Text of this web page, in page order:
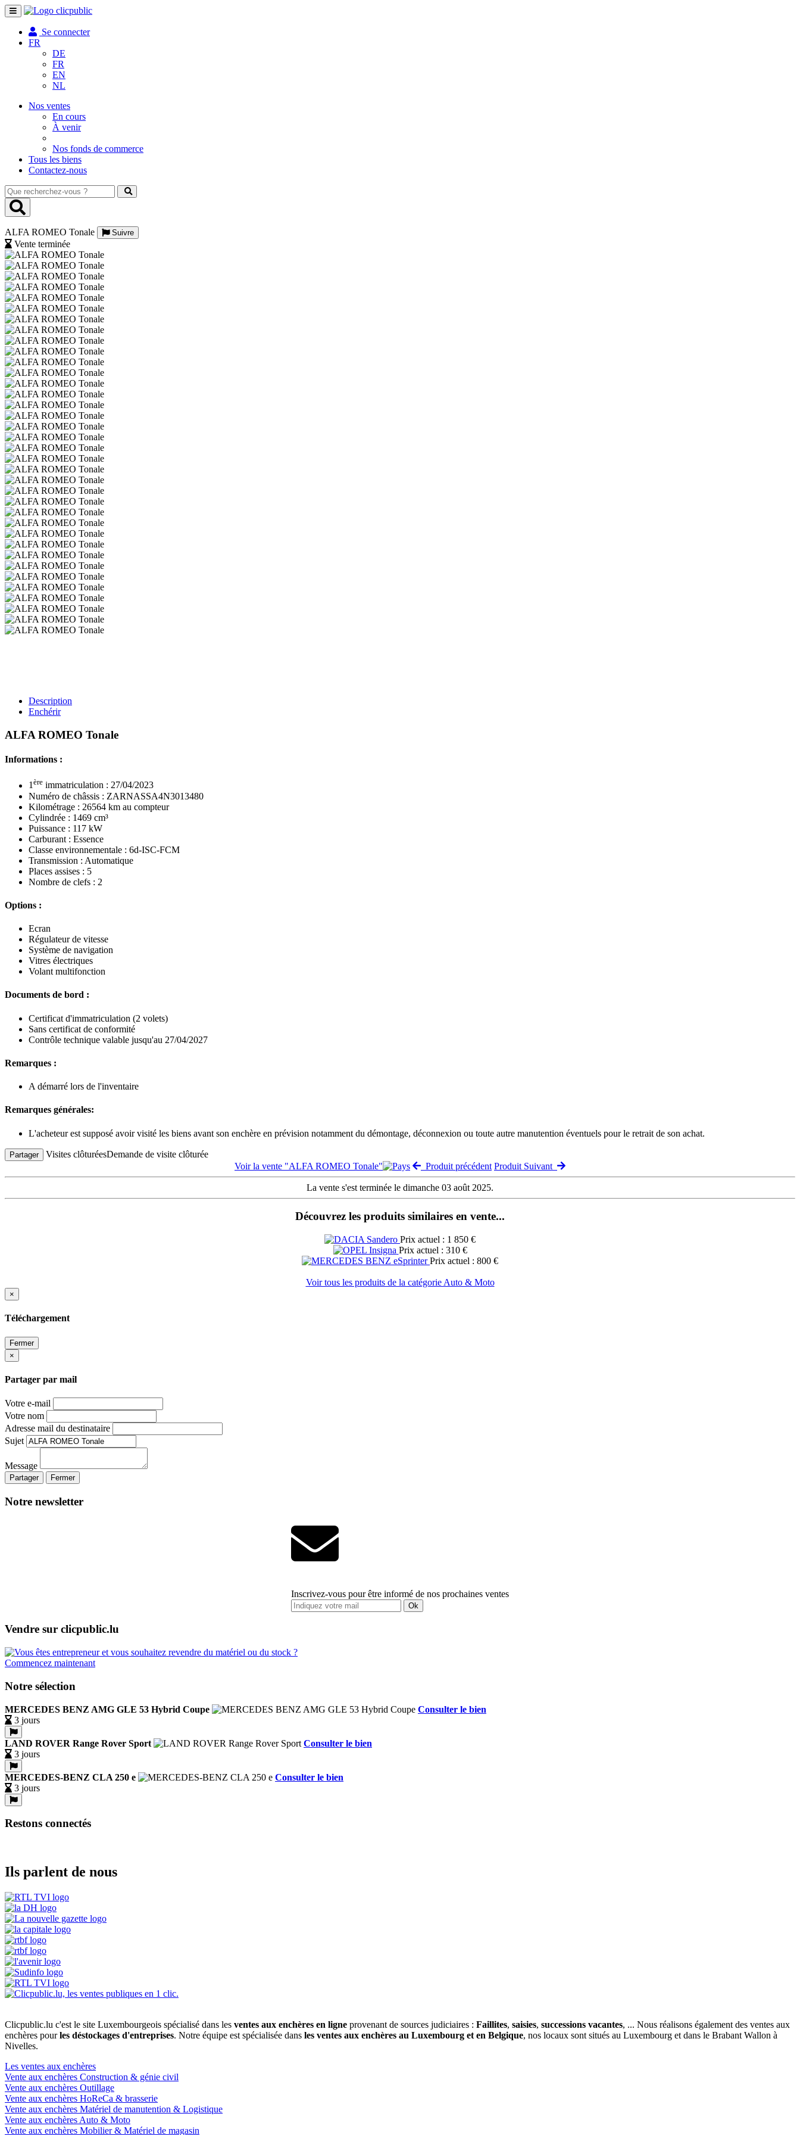
Toggle
navigation
Se connecter
FR
DE
FR
EN
NL
Nos ventes
En cours
À venir
Nos fonds de commerce
Tous les biens
Contactez-nous
Que
recherchez-
vous
ALFA ROMEO Tonale
Suivre
Vente terminée
Description
Enchérir
ALFA ROMEO Tonale
Informations :
1ère immatriculation : 27/04/2023
Numéro de châssis : ZARNASSA4N3013480
Kilométrage : 26564 km au compteur
Cylindrée : 1469 cm³
Puissance : 117 kW
Carburant : Essence
Classe environnementale : 6d-ISC-FCM
Transmission : Automatique
Places assises : 5
Nombre de clefs : 2
Options :
Ecran
Régulateur de vitesse
Système de navigation
Vitres électriques
Volant multifonction
Documents de bord :
Certificat d'immatriculation (2 volets)
Sans certificat de conformité
Contrôle technique valable jusqu'au 27/04/2027
Remarques :
A démarré lors de l'inventaire
Remarques générales:
L'acheteur est supposé avoir visité les biens avant son enchère en prévision notamment du démontage, déconnexion ou toute autre manutention éventuels pour le retrait de son achat.
Partager Visites clôturéesDemande de visite clôturée
Voir la vente "ALFA ROMEO Tonale"
Produit précédent Produit Suivant
La vente s'est terminée le dimanche 03 août 2025.
Découvrez les produits similaires en vente...
Prix actuel : 1 850 €
Prix actuel : 310 €
Prix actuel : 800 €
Voir tous les produits de la catégorie Auto & Moto
×
Téléchargement
Fermer
×
Partager par mail
Votre e-mail
Votre nom
Adresse mail du destinataire
Sujet
Message
Partager Fermer
Notre newsletter
Inscrivez-vous pour être informé de nos prochaines ventes
Ok
Vendre sur clicpublic.lu
Commencez maintenant
Notre sélection
MERCEDES BENZ AMG GLE 53 Hybrid Coupe
Consulter le bien
3 jours
LAND ROVER Range Rover Sport
Consulter le bien
3 jours
MERCEDES-BENZ CLA 250 e
Consulter le bien
3 jours
Restons connectés
Ils parlent de nous
Clicpublic.lu c'est le site Luxembourgeois spécialisé dans les ventes aux enchères en ligne provenant de sources judiciaires : Faillites, saisies, successions vacantes, ... Nous réalisons également des ventes aux
enchères pourles déstockages d'entreprises. Notre équipe est spécialisée dans les ventes aux enchères au Luxembourg et en Belgique, nos locaux sont situés au Luxembourg et dans le Brabant Wallon à
Nivelles.
Les ventes aux enchères
Vente aux enchères Construction & génie civil
Vente aux enchères Outillage
Vente aux enchères HoReCa & brasserie
Vente aux enchères Matériel de manutention & Logistique
Vente aux enchères Auto & Moto
Vente aux enchères Mobilier & Matériel de magasin